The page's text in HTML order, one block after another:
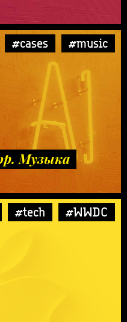
#cases #music
Музыка
#tech #WWDC